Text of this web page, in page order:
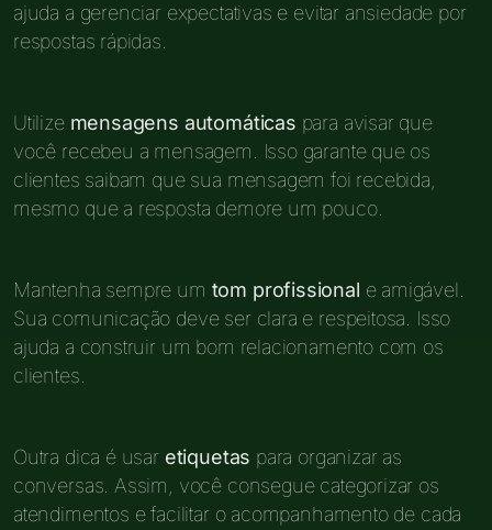
ajuda a gerenciar expectativas e evitar ansiedade por
respostas rápidas.
Utilize mensagens automáticas para avisar que
você recebeu a mensagem. Isso garante que os
clientes saibam que sua mensagem foi recebida,
mesmo que a resposta demore um pouco.
Mantenha sempre um tom profissional e amigável.
Sua comunicação deve ser clara e respeitosa. Isso
ajuda a construir um bom relacionamento com os
clientes.
Outra dica é usar etiquetas para organizar as
conversas. Assim, você consegue categorizar os
atendimentos e facilitar o acompanhamento de cada